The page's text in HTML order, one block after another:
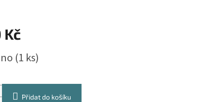
(1 ks)
Přidat do košíku